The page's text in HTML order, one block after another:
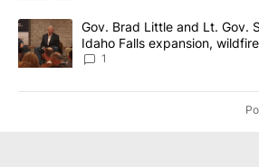
A trending article titled "Gov. Brad
Gov. Brad Little and Lt. Gov.
Idaho Falls expansion,
Local News 8
1